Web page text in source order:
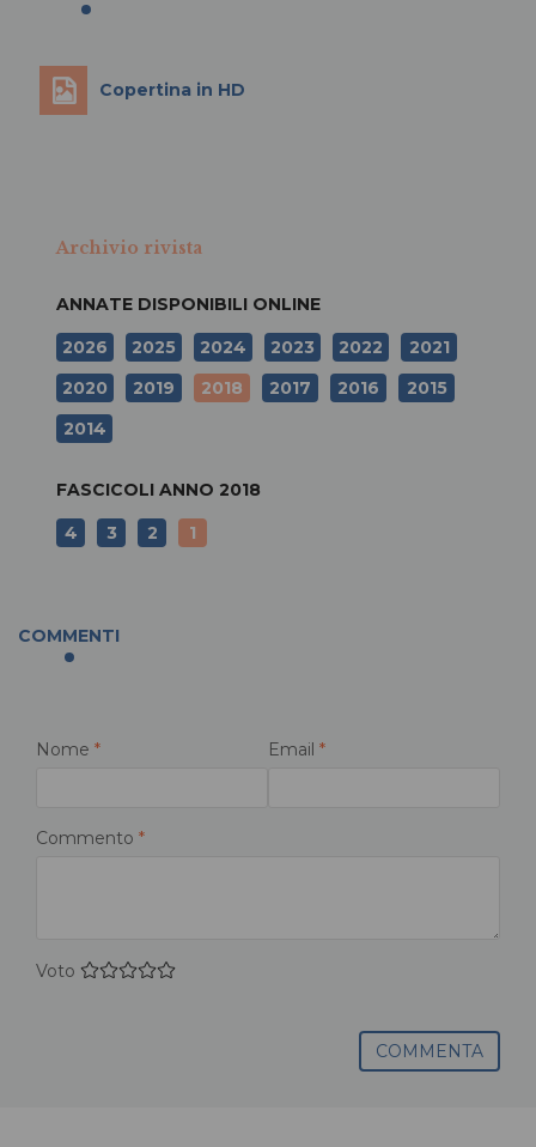
Copertina in HD
Archivio rivista
ANNATE DISPONIBILI ONLINE
2026
2025 2024 2023 2022
2021
2020
2019 2018 2017 2016
2015
2014
FASCICOLI ANNO 2018
4
3 2 1
COMMENTI
Nome * Email *
Commento *
Voto
COMMENTA